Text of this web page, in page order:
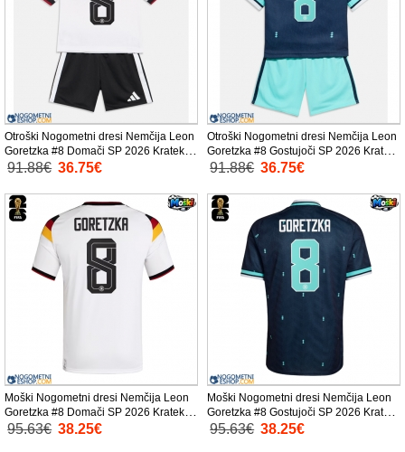
Otroški Nogometni dresi Nemčija Leon
Goretzka #8 Domači SP 2026 Kratek
Rokav (+ Kratke hlače)
91.88€ 36.75€
Otroški Nogometni dresi Nemčija Leon
Goretzka #8 Gostujoči SP 2026 Kratek
Rokav (+ Kratke hlače)
91.88€ 36.75€
Moški Nogometni dresi Nemčija Leon
Goretzka #8 Domači SP 2026 Kratek
Rokav
95.63€ 38.25€
Moški Nogometni dresi Nemčija Leon
Goretzka #8 Gostujoči SP 2026 Kratek
Rokav
95.63€ 38.25€